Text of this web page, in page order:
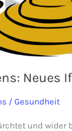
Neues
/ Gesundheit
und wider